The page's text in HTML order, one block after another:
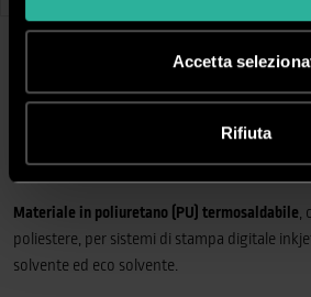
Accetta
Rifiuta
DESCRIZIONE
Termoadesivi stampa e taglio
Materiale in poliuretano (PU) termosaldabile
poliestere, per sistemi di stampa digitale
solvente ed eco solvente.